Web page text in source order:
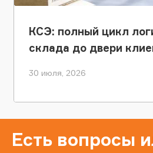
КСЭ: полный цикл
склада до двери
30 июля, 2026
Есть вопросы